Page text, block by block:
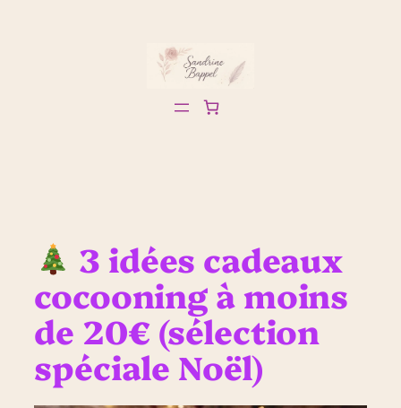
3 idées cadeaux
cocooning à moins
de 20€ (sélection
spéciale Noël)